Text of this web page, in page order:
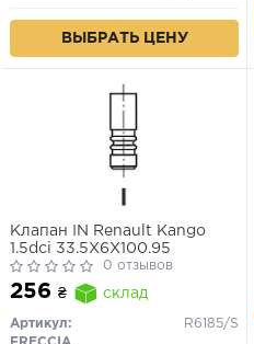
ВЫБРАТЬ ЦЕНУ
Клапан IN Renault Kango
1.5dci 33.5X6X100.95
0 отзывов
256 ₴ склад
Артикул:
R6185/S